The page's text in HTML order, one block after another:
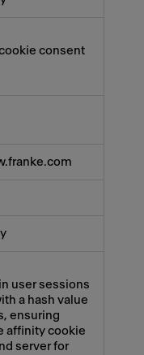
consent
user sessions
a hash value
ensuring
affinity cookie
server for